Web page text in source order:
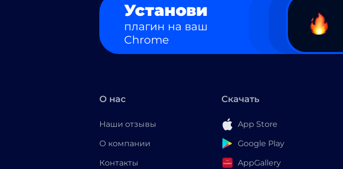
Установи
плагин на ваш
Chrome
О нас
Наши отзывы
О компании
Контакты
Скачать
App Store
Google Play
AppGallery